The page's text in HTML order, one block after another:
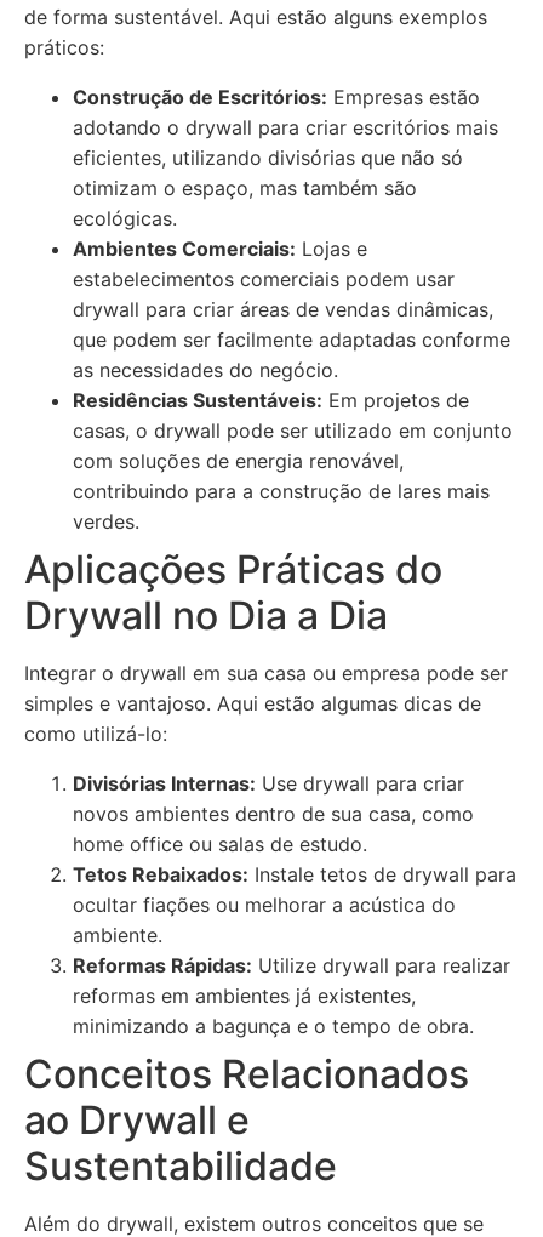
de forma sustentável. Aqui estão alguns exemplos
práticos:
Construção de Escritórios: Empresas estão
adotando o drywall para criar escritórios mais
eficientes, utilizando divisórias que não só
otimizam o espaço, mas também são
ecológicas.
Ambientes Comerciais: Lojas e
estabelecimentos comerciais podem usar
drywall para criar áreas de vendas dinâmicas,
que podem ser facilmente adaptadas conforme
as necessidades do negócio.
Residências Sustentáveis: Em projetos de
casas, o drywall pode ser utilizado em conjunto
com soluções de energia renovável,
contribuindo para a construção de lares mais
verdes.
Aplicações Práticas do
Drywall no Dia a Dia
Integrar o drywall em sua casa ou empresa pode ser
simples e vantajoso. Aqui estão algumas dicas de
como utilizá-lo:
Divisórias Internas: Use drywall para criar
novos ambientes dentro de sua casa, como
home office ou salas de estudo.
Tetos Rebaixados: Instale tetos de drywall para
ocultar fiações ou melhorar a acústica do
ambiente.
Reformas Rápidas: Utilize drywall para realizar
reformas em ambientes já existentes,
minimizando a bagunça e o tempo de obra.
Conceitos Relacionados
ao Drywall e
Sustentabilidade
Além do drywall, existem outros conceitos que se